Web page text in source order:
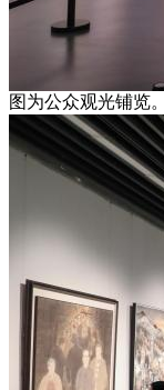
图为公众观光铺览